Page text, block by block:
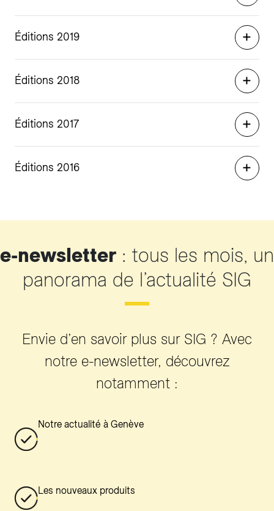
Éditions 2019
Éditions 2018
Éditions 2017
Éditions 2016
e-newsletter : tous les mois, un
panorama de l’actualité SIG
Envie d’en savoir plus sur SIG ? Avec
notre e-newsletter, découvrez
notamment :
Notre actualité à Genève
Les nouveaux produits